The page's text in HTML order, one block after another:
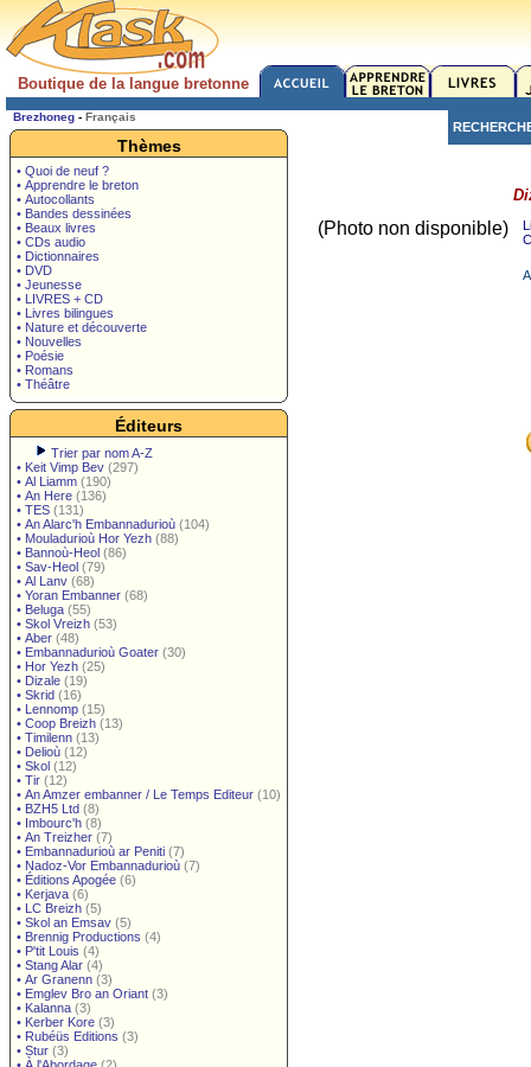
Boutique de la langue bretonne
Brezhoneg - Français
Thèmes
• Quoi de neuf ?
• Apprendre le breton
• Autocollants
• Bandes dessinées
• Beaux livres
• CDs audio
• Dictionnaires
• DVD
• Jeunesse
• LIVRES + CD
• Livres bilingues
• Nature et découverte
• Nouvelles
• Poésie
• Romans
• Théâtre
Éditeurs
Trier par nom A-Z
• Keit Vimp Bev (297)
• Al Liamm (190)
• An Here (136)
• TES (131)
• An Alarc'h Embannadurioù (104)
• Mouladurioù Hor Yezh (88)
• Bannoù-Heol (86)
• Sav-Heol (79)
• Al Lanv (68)
• Yoran Embanner (68)
• Beluga (55)
• Skol Vreizh (53)
• Aber (48)
• Embannadurioù Goater (30)
• Hor Yezh (25)
• Dizale (19)
• Skrid (16)
• Lennomp (15)
• Coop Breizh (13)
• Timilenn (13)
• Delioù (12)
• Skol (12)
• Tir (12)
• An Amzer embanner / Le Temps Editeur (10)
• BZH5 Ltd (8)
• Imbourc'h (8)
• An Treizher (7)
• Embannadurioù ar Peniti (7)
• Nadoz-Vor Embannadurioù (7)
• Éditions Apogée (6)
• Kerjava (6)
• LC Breizh (5)
• Skol an Emsav (5)
• Brennig Productions (4)
• P'tit Louis (4)
• Stang Alar (4)
• Ar Granenn (3)
• Emglev Bro an Oriant (3)
• Kalanna (3)
• Kerber Kore (3)
• Rubéüs Editions (3)
• Stur (3)
(Photo non disponible)